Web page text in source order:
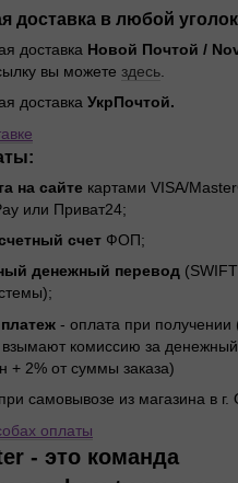
доставка в любой
доставка Новой Почтой /
вы можете здесь
доставка УкрПочтой.
на сайте картами VISA/
или Приват24;
счет ФОП;
денежный перевод
- оплата при получении
взымают комиссию за
+ 2% от суммы заказа)
самовывозе из магазина в г.
оплаты
- это команда